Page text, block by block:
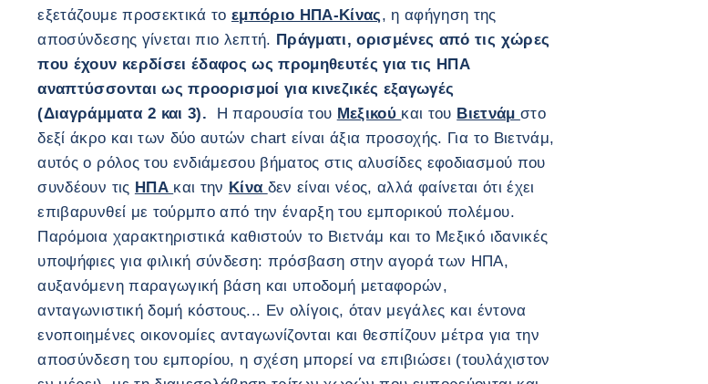
εξετάζουμε προσεκτικά το εμπόριο ΗΠΑ-Κίνας, η αφήγηση της
αποσύνδεσης γίνεται πιο λεπτή. Πράγματι, ορισμένες από τις χώρες
που έχουν κερδίσει έδαφος ως προμηθευτές για τις ΗΠΑ
αναπτύσσονται ως προορισμοί για κινεζικές εξαγωγές
(Διαγράμματα 2 και 3). Η παρουσία του Μεξικού και του Βιετνάμ στο
δεξί άκρο και των δύο αυτών chart είναι άξια προσοχής. Για το Βιετνάμ,
αυτός ο ρόλος του ενδιάμεσου βήματος στις αλυσίδες εφοδιασμού που
συνδέουν τις ΗΠΑ και την Κίνα δεν είναι νέος, αλλά φαίνεται ότι έχει
επιβαρυνθεί με τούρμπο από την έναρξη του εμπορικού πολέμου.
Παρόμοια χαρακτηριστικά καθιστούν το Βιετνάμ και το Μεξικό ιδανικές
υποψήφιες για φιλική σύνδεση: πρόσβαση στην αγορά των ΗΠΑ,
αυξανόμενη παραγωγική βάση και υποδομή μεταφορών,
ανταγωνιστική δομή κόστους... Εν ολίγοις, όταν μεγάλες και έντονα
ενοποιημένες οικονομίες ανταγωνίζονται και θεσπίζουν μέτρα για την
αποσύνδεση του εμπορίου, η σχέση μπορεί να επιβιώσει (τουλάχιστον